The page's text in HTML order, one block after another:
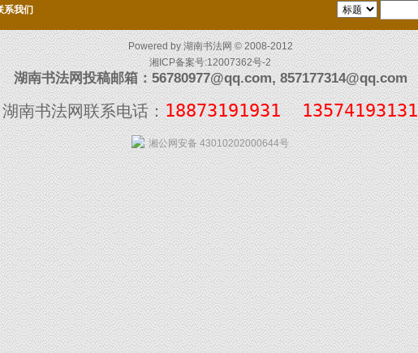
系我们
Powered by 湖南书法网 © 2008-2012
湘ICP备案号:12007362号-2
湖南书法网投稿邮箱：56780977@qq.com, 857177314@qq.com
湖南书法网联系电话： 18873191931  13574193131
湘公网安备 43010202000644号